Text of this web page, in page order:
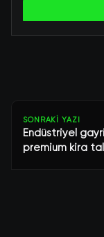
SONRAKI YAZI
Endüstriyel
premium kira